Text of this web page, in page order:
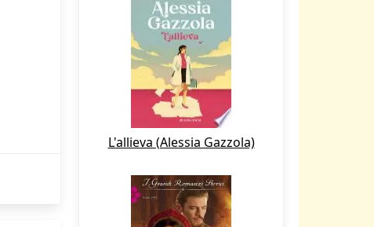
L'allieva (Alessia Gazzola)